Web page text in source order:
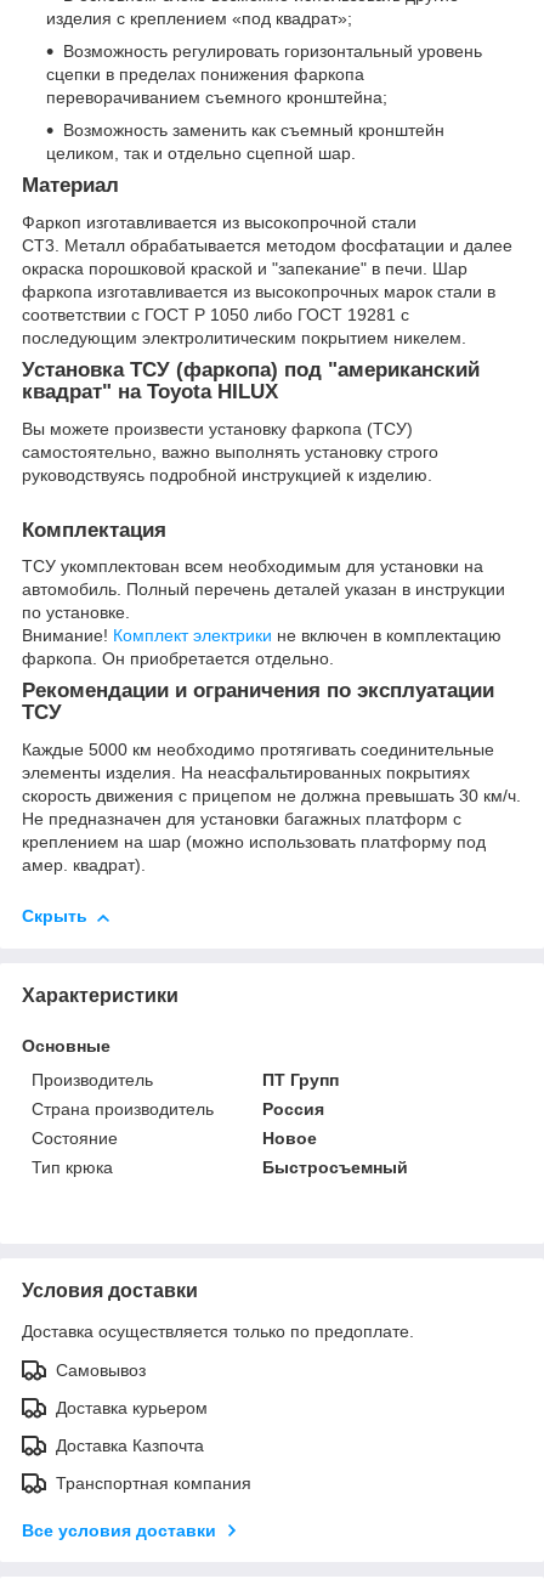
изделия с креплением «под квадрат»;
Возможность регулировать горизонтальный уровень
сцепки в пределах понижения фаркопа
переворачиванием съемного кронштейна;
Возможность заменить как съемный кронштейн
целиком, так и отдельно сцепной шар.
Материал
Фаркоп изготавливается из высокопрочной стали
СТ3. Металл обрабатывается методом фосфатации и далее
окраска порошковой краской и "запекание" в печи. Шар
фаркопа изготавливается из высокопрочных марок стали в
соответствии с ГОСТ Р 1050 либо ГОСТ 19281 с
последующим электролитическим покрытием никелем.
Установка ТСУ (фаркопа) под "американский
квадрат" на Toyota HILUX
Вы можете произвести установку фаркопа (ТСУ)
самостоятельно, важно выполнять установку строго
руководствуясь подробной инструкцией к изделию.
Комплектация
ТСУ укомплектован всем необходимым для установки на
автомобиль. Полный перечень деталей указан в инструкции
по установке.
Внимание! Комплект электрики не включен в комплектацию
фаркопа. Он приобретается отдельно.
Рекомендации и ограничения по эксплуатации
ТСУ
Каждые 5000 км необходимо протягивать соединительные
элементы изделия. На неасфальтированных покрытиях
скорость движения с прицепом не должна превышать 30 км/ч.
Не предназначен для установки багажных платформ с
креплением на шар (можно использовать платформу под
амер. квадрат).
Скрыть
Характеристики
Основные
Производитель
ПТ Групп
Страна производитель
Россия
Состояние
Новое
Тип крюка
Быстросъемный
Условия доставки
Доставка осуществляется только по предоплате.
Самовывоз
Доставка курьером
Доставка Казпочта
Транспортная компания
Все условия доставки